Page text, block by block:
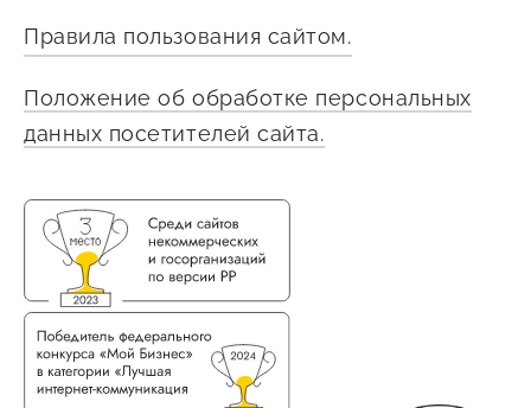
Правила пользования сайтом.
Положение об обработке персональных
данных посетителей сайта.